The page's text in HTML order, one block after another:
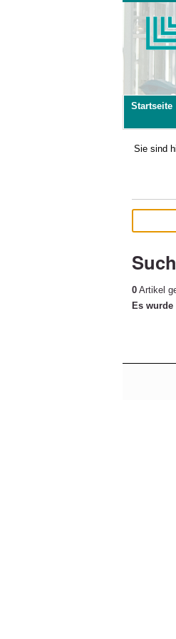
Startseite
Sie sind
0Artikel
Es